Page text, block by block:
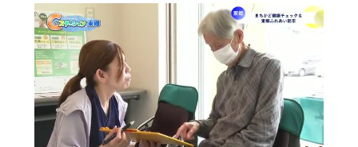
で設定できます。
（GmailやYahooなどのフリーメールアドレ
スでも作成可能です）
※マイページへのログイン・MyIDの新規登
録はこちらから
※CCNetアプリをご利用中の方は引き続き
ご視聴いただけます。